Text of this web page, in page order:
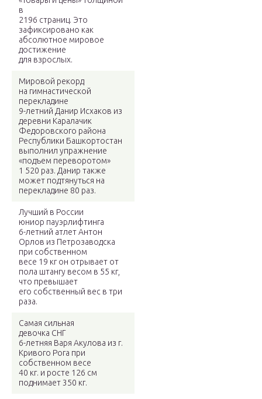
в
2196 страниц. Это
зафиксировано как
абсолютное мировое
достижение
для взрослых.
Мировой рекорд
на гимнастической
перекладине
9-летний Данир Исхаков из
деревни Каралачик
Федоровского района
Республики Башкортостан
выполнил упражнение
«подъем переворотом»
1 520 раз. Данир также
может подтянуться на
перекладине 80 раз.
Лучший в России
юниор пауэрлифтинга
6-летний атлет Антон
Орлов из Петрозаводска
при собственном
весе 19 кг он отрывает от
пола штангу весом в 55 кг,
что превышает
его собственный вес в три
раза.
Самая сильная
девочка СНГ
6-летняя Варя Акулова из г.
Кривого Рога при
собственном весе
40 кг. и росте 126 см
поднимает 350 кг.